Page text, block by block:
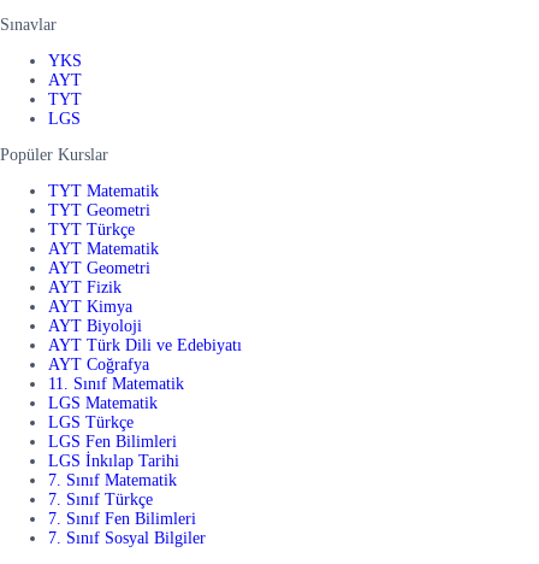
Sınavlar
YKS
AYT
TYT
LGS
Popüler Kurslar
TYT Matematik
TYT Geometri
TYT Türkçe
AYT Matematik
AYT Geometri
AYT Fizik
AYT Kimya
AYT Biyoloji
AYT Türk Dili ve Edebiyatı
AYT Coğrafya
11. Sınıf Matematik
LGS Matematik
LGS Türkçe
LGS Fen Bilimleri
LGS İnkılap Tarihi
7. Sınıf Matematik
7. Sınıf Türkçe
7. Sınıf Fen Bilimleri
7. Sınıf Sosyal Bilgiler